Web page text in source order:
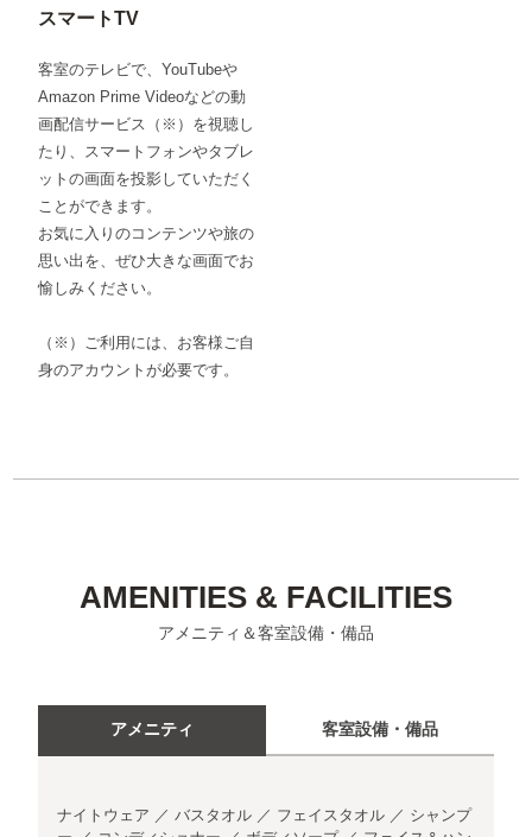
スマートTV
客室のテレビで、YouTubeや
Amazon Prime Videoなどの動
画配信サービス（※）を視聴し
たり、スマートフォンやタブレ
ットの画面を投影していただく
ことができます。
お気に入りのコンテンツや旅の
思い出を、ぜひ大きな画面でお
愉しみください。
（※）ご利用には、お客様ご自
身のアカウントが必要です。
AMENITIES & FACILITIES
アメニティ＆客室設備・備品
アメニティ 客室設備・備品
ナイトウェア ／ バスタオル ／ フェイスタオル ／ シャンプ